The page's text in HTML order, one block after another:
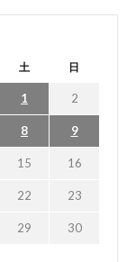
土 日
1 2
8 9
15 16
22 23
29 30